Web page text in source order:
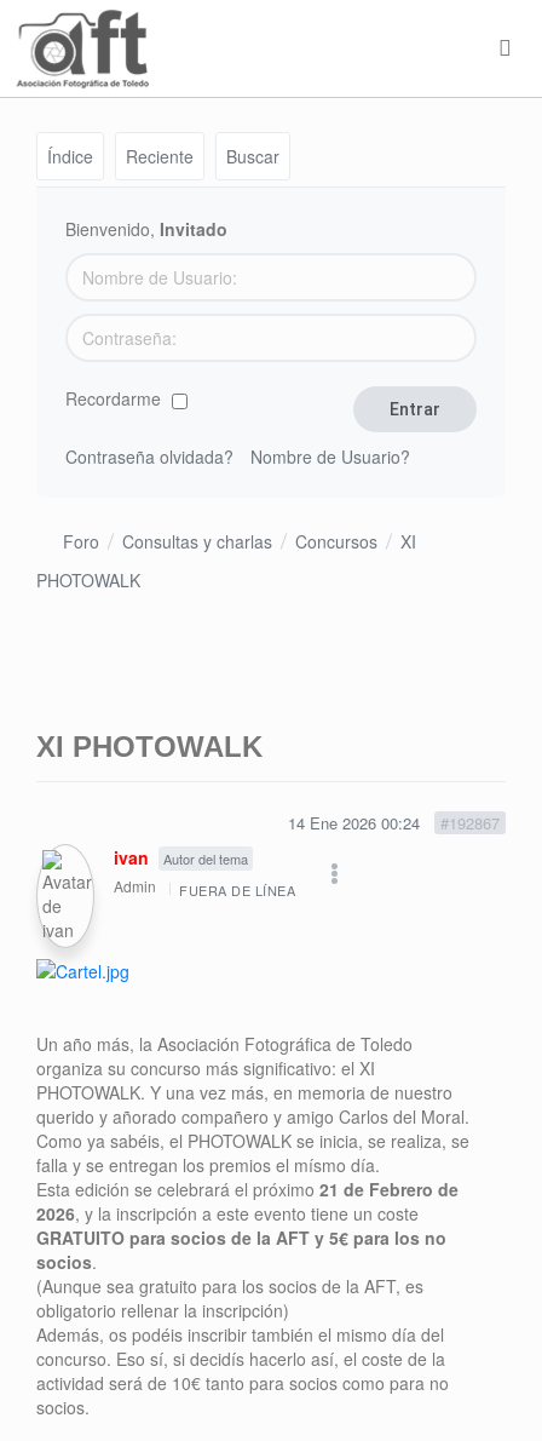
Índice Reciente Buscar
Bienvenido, Invitado
Recordarme
Contraseña olvidada? Nombre de Usuario?
Foro Consultas y charlas Concursos
XI
PHOTOWALK
XI PHOTOWALK
14 Ene 2026 00:24 #192867
ivan Autor del tema
Admin FUERA DE LÍNEA
Un año más, la Asociación Fotográfica de Toledo
organiza su concurso más significativo: el XI
PHOTOWALK. Y una vez más, en memoria de nuestro
querido y añorado compañero y amigo Carlos del Moral.
Como ya sabéis, el PHOTOWALK se inicia, se realiza, se
falla y se entregan los premios el mísmo día.
Esta edición se celebrará el próximo 21 de Febrero de
2026, y la inscripción a este evento tiene un coste
GRATUITO para socios de la AFT y 5€ para los no
socios.
(Aunque sea gratuito para los socios de la AFT, es
obligatorio rellenar la inscripción)
Además, os podéis inscribir también el mismo día del
concurso. Eso sí, si decidís hacerlo así, el coste de la
actividad será de 10€ tanto para socios como para no
socios.